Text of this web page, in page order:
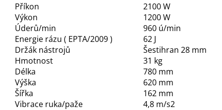
Příkon
2100 W
Výkon
1200 W
Úderů/min
960 ú/min
Energie rázu ( EPTA/2009 )
62 J
Držák nástrojů
Šestihran 28 mm
Hmotnost
31 kg
Délka
780 mm
Výška
620 mm
Šířka
162 mm
Vibrace ruka/paže
4,8 m/s2